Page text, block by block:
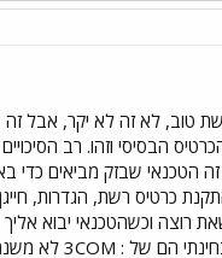
טוב, לא זה לא יקר, אבל
הבסיסי וזהו. רב
כרטיס רשת, הגדרות,
רוצה וכשהטכנאי יבוא